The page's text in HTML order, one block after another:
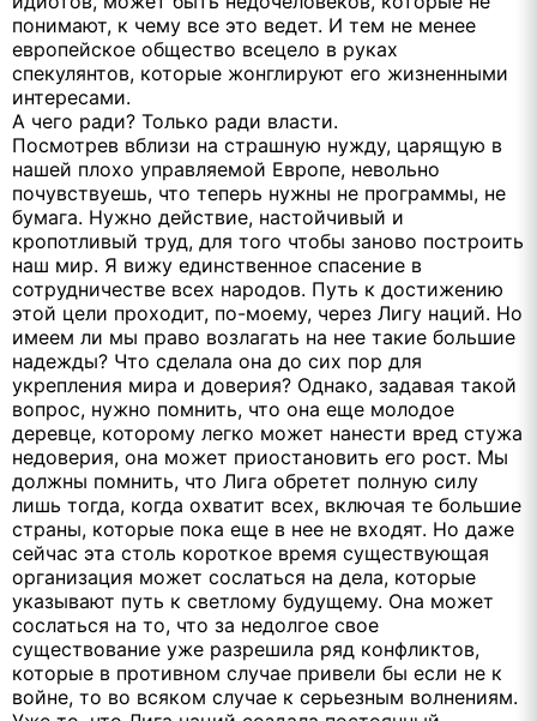
понимают, к чему все это ведет. И тем не менее
европейское общество всецело в руках
спекулянтов, которые жонглируют его жизненными
интересами.
А чего ради? Только ради власти.
Посмотрев вблизи на страшную нужду, царящую в
нашей плохо управляемой Европе, невольно
почувствуешь, что теперь нужны не программы, не
бумага. Нужно действие, настойчивый и
кропотливый труд, для того чтобы заново построить
наш мир. Я вижу единственное спасение в
сотрудничестве всех народов. Путь к достижению
этой цели проходит, по-моему, через Лигу наций. Но
имеем ли мы право возлагать на нее такие большие
надежды? Что сделала она до сих пор для
укрепления мира и доверия? Однако, задавая такой
вопрос, нужно помнить, что она еще молодое
деревце, которому легко может нанести вред стужа
недоверия, она может приостановить его рост. Мы
должны помнить, что Лига обретет полную силу
лишь тогда, когда охватит всех, включая те большие
страны, которые пока еще в нее не входят. Но даже
сейчас эта столь короткое время существующая
организация может сослаться на дела, которые
указывают путь к светлому будущему. Она может
сослаться на то, что за недолгое свое
существование уже разрешила ряд конфликтов,
которые в противном случае привели бы если не к
войне, то во всяком случае к серьезным волнениям.